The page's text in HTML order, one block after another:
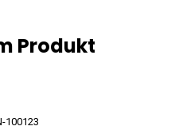
Produkt
100123